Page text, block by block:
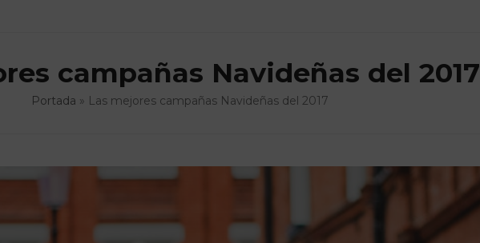
campañas Navideñas del 2017
Portada » Las mejores campañas Navideñas del 2017